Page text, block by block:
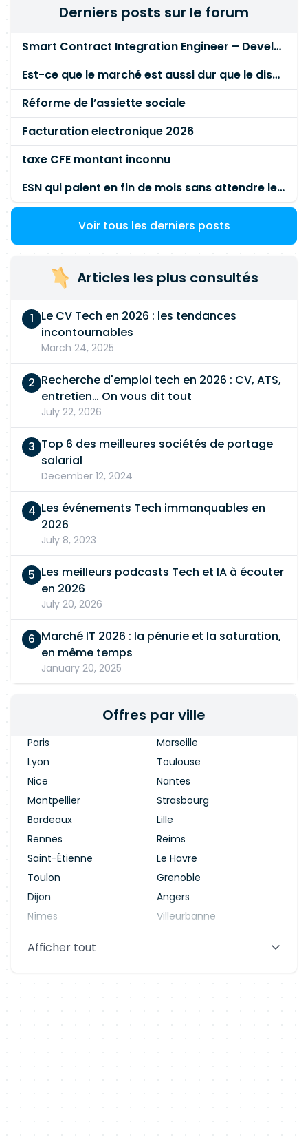
Derniers posts sur le forum
Smart Contract Integration Engineer – Developer Reputation Platform
Est-ce que le marché est aussi dur que le disent les commerciaux ?
Réforme de l’assiette sociale
Facturation electronique 2026
taxe CFE montant inconnu
ESN qui paient en fin de mois sans attendre le paiement client ?
Voir tous les derniers posts
Articles les plus consultés
Le CV Tech en 2026 : les tendances
incontournables
March 24, 2025
Recherche d'emploi tech en 2026 : CV, ATS,
entretien… On vous dit tout
July 22, 2026
Top 6 des meilleures sociétés de portage
salarial
December 12, 2024
Les événements Tech immanquables en
2026
July 8, 2023
Les meilleurs podcasts Tech et IA à écouter
en 2026
July 20, 2026
Marché IT 2026 : la pénurie et la saturation,
en même temps
January 20, 2025
Offres par ville
Paris
Marseille
Lyon
Toulouse
Nice
Nantes
Montpellier
Strasbourg
Bordeaux
Lille
Rennes
Reims
Saint-Étienne
Le Havre
Toulon
Grenoble
Dijon
Angers
Nîmes
Villeurbanne
Aix-en-Provence
Afficher tout